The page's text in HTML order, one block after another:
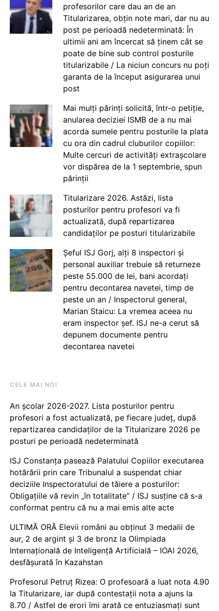
profesorilor care dau an de an
Titularizarea, obțin note mari, dar nu au
post pe perioadă nedeterminată: În
ultimii ani am încercat să ținem cât se
poate de bine sub control posturile
titularizabile / La niciun concurs nu poți
garanta de la început asigurarea unui
post
Mai mulți părinți solicită, într-o petiție,
anularea deciziei ISMB de a nu mai
acorda sumele pentru posturile la plata
cu ora din cadrul cluburilor copiilor:
Multe cercuri de activități extrașcolare
vor dispărea de la 1 septembrie, spun
părinții
Titularizare 2026. Astăzi, lista
posturilor pentru profesori va fi
actualizată, după repartizarea
candidaților pe posturi titularizabile
Șeful ISJ Gorj, alți 8 inspectori și
personal auxiliar trebuie să returneze
peste 55.000 de lei, bani acordați
pentru decontarea navetei, timp de
peste un an / Inspectorul general,
Marian Staicu: La vremea aceea nu
eram inspector șef. ISJ ne-a cerut să
depunem documente pentru
decontarea navetei
CELE MAI NOI
An școlar 2026-2027. Lista posturilor pentru
profesori a fost actualizată, pe fiecare județ, după
repartizarea candidaților de la Titularizare 2026 pe
posturi pe perioadă nedeterminată
ISJ Constanța pasează Palatului Copiilor executarea
hotărârii prin care Tribunalul a suspendat chiar
deciziile Inspectoratului de tăiere a posturilor:
Obligațiile vă revin „în totalitate” / ISJ susține că s-a
conformat pentru că nu a mai emis alte acte
ULTIMĂ ORĂ Elevii români au obținut 3 medalii de
aur, 2 de argint și 3 de bronz la Olimpiada
Internațională de Inteligență Artificială – IOAI 2026,
desfășurată în Kazahstan
Profesorul Petruț Rizea: O profesoară a luat nota 4.90
la Titularizare, iar după contestații nota a ajuns la
8.70 / Astfel de erori îmi arată ce entuziasmați sunt